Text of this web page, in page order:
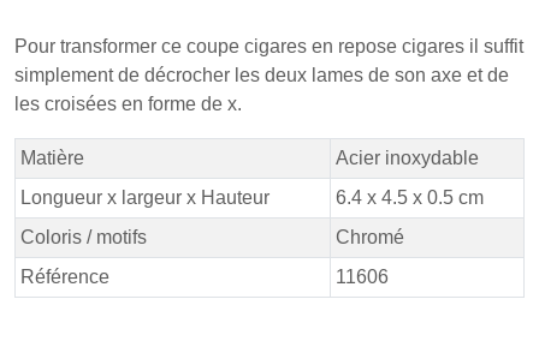
Pour transformer ce coupe cigares en repose cigares il suffit
simplement de décrocher les deux lames de son axe et de
les croisées en forme de x.
Matière
Acier inoxydable
Longueur x largeur x Hauteur
6.4 x 4.5 x 0.5 cm
Coloris / motifs
Chromé
Référence
11606